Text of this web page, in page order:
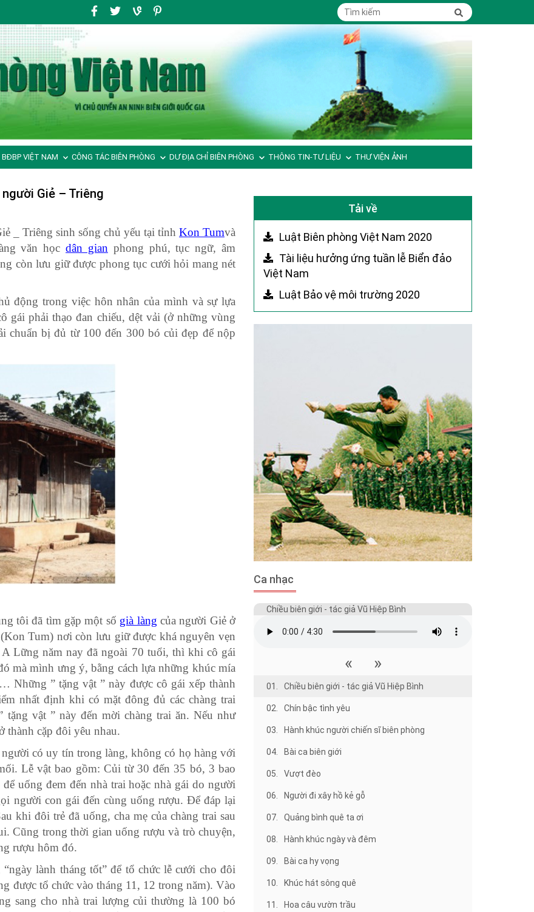
BĐBP VIỆT NAM CÔNG TÁC BIÊN PHÒNG DƯ ĐỊA CHỈ BIÊN PHÒNG THÔNG TIN-TƯ LIỆU THƯ VIỆN ẢNH
Giẻ – Triêng
_ Triêng sinh sống chủ yếu tại tỉnh Kon Tumvà
văn họcdân gianphong phú, tục ngữ, âm
còn lưu giữ được phong tục cưới hỏi mang nét
động trong việc hôn nhân của mình và sự lựa
gái phải thạo đan chiếu, dệt vải (ở những vùng
chuẩn bị đủ từ 100 đến 300 bó củi đẹp để nộp
tôi đã tìm gặp một số già làng của người Giẻ ở
Tum) nơi còn lưu giữ được khá nguyên vẹn
Lững năm nay đã ngoài 70 tuổi, thì khi cô gái
mà mình ưng ý, bằng cách lựa những khúc mía
Những ” tặng vật ” này được cô gái xếp thành
nhất định khi có mặt đông đủ các chàng trai
vật ” này đến mời chàng trai ăn. Nếu như
thành cặp đôi yêu nhau.
có uy tín trong làng, không có họ hàng với
Lễ vật bao gồm: Củi từ 30 đến 35 bó, 3 bao
uống đem đến nhà trai hoặc nhà gái do người
người con gái đến cùng uống rượu. Để đáp lại
khi đôi trẻ đã uống, cha mẹ của chàng trai sau
Cũng trong thời gian uống rượu và trò chuyện,
rượu hôm đó.
lành tháng tốt” để tổ chức lễ cưới cho đôi
được tổ chức vào tháng 11, 12 trong năm). Vào
sang cho nhà trai lượng củi thường là 100 bó
Tải về
Luật Biên phòng Việt Nam 2020
Tài liệu hưởng ứng tuần lễ Biển đảo
Việt Nam
Luật Bảo vệ môi trường 2020
Ca nhạc
Chiều biên giới - tác giả Vũ Hiệp Bình
« »
01. Chiều biên giới - tác giả Vũ Hiệp Bình
02. Chín bậc tình yêu
03. Hành khúc người chiến sĩ biên phòng
04. Bài ca biên giới
05. Vượt đèo
06. Người đi xây hồ kẻ gỗ
07. Quảng bình quê ta ơi
08. Hành khúc ngày và đêm
09. Bài ca hy vọng
10. Khúc hát sông quê
11. Hoa câu vườn trầu